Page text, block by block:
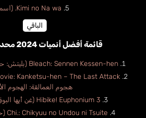
Kimi no Na wa. (اسمك)
الباقي
قائمة أفضل أنميات 2024 محدثة كل يوم
Bleach: Sennen Kessen-hen (بليتش: حرب الألف سنة الدموية)
هجوم العمالقة: الهجوم
Hibike! Euphonium 3 (غن أيها البوق الموسم الثالث)
Chi.: Chikyuu no Undou ni Tsuite (حول تحركات الأرض)